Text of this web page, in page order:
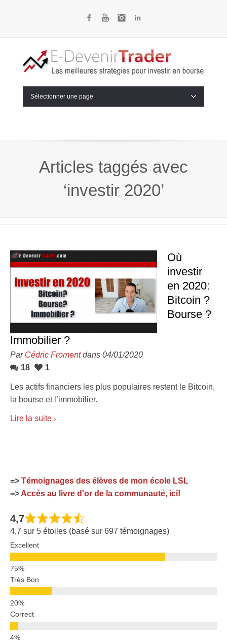
FacebookYouTubeInstagram
Sélectionner une page
Articles taggés avec
‘investir 2020’
Où
investir
en 2020:
Bitcoin ?
Bourse ?
Immobilier ?
Par Cédric Fromentdans 04/01/2020
18
1
Les actifs financiers les plus populaires restent le Bitcoin,
la bourse et l’immobilier.
Lire la suite
=> Témoignages des élèves de mon école LSL
=> Accès au livre d'or de la communauté, ici!
4,7
4,7 sur 5 étoiles (basé sur 697 témoignages)
Excellent
Très Bon
Correct